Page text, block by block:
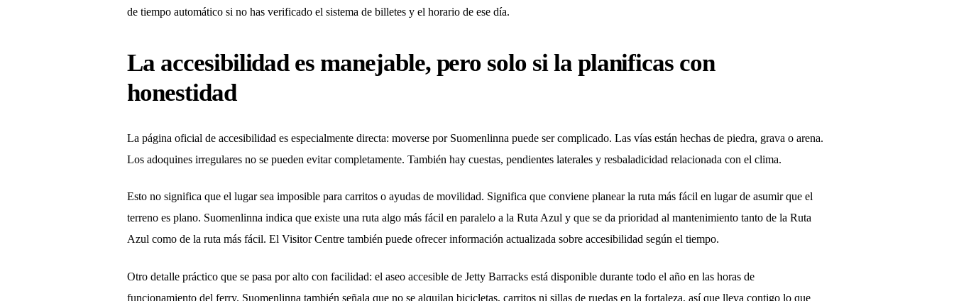
de tiempo automático si no has verificado el sistema de billetes y el horario de ese día.
La accesibilidad es manejable, pero solo si la planificas con
honestidad
La página oficial de accesibilidad es especialmente directa: moverse por Suomenlinna puede ser complicado. Las vías están hechas de piedra, grava o arena.
Los adoquines irregulares no se pueden evitar completamente. También hay cuestas, pendientes laterales y resbaladicidad relacionada con el clima.
Esto no significa que el lugar sea imposible para carritos o ayudas de movilidad. Significa que conviene planear la ruta más fácil en lugar de asumir que el
terreno es plano. Suomenlinna indica que existe una ruta algo más fácil en paralelo a la Ruta Azul y que se da prioridad al mantenimiento tanto de la Ruta
Azul como de la ruta más fácil. El Visitor Centre también puede ofrecer información actualizada sobre accesibilidad según el tiempo.
Otro detalle práctico que se pasa por alto con facilidad: el aseo accesible de Jetty Barracks está disponible durante todo el año en las horas de
funcionamiento del ferry. Suomenlinna también señala que no se alquilan bicicletas, carritos ni sillas de ruedas en la fortaleza, así que lleva contigo lo que